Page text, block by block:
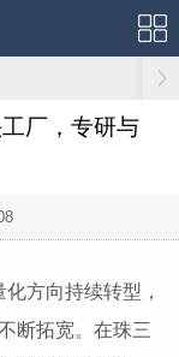
厂，专研与
方向持续转型，
断拓宽。在珠三